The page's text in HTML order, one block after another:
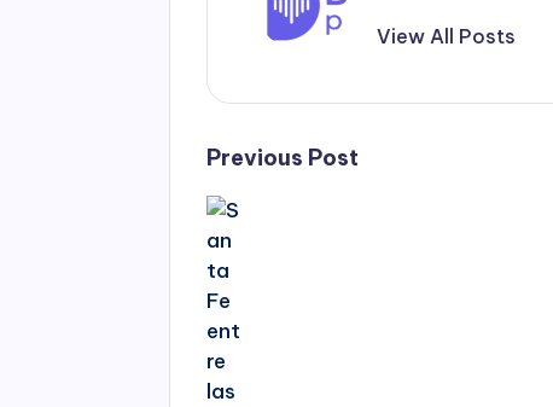
View All Posts
Post
navigation
Previous Post